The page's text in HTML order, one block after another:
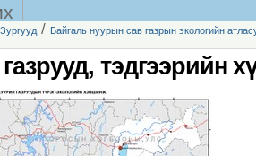
Зургууд / Байгаль нуурын сав газрын экологийн
тэдгээрийн